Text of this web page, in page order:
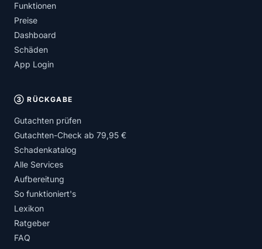
Funktionen
Preise
Dashboard
Schäden
App Login
③ RÜCKGABE
Gutachten prüfen
Gutachten-Check ab 79,95 €
Schadenkatalog
Alle Services
Aufbereitung
So funktioniert's
Lexikon
Ratgeber
FAQ